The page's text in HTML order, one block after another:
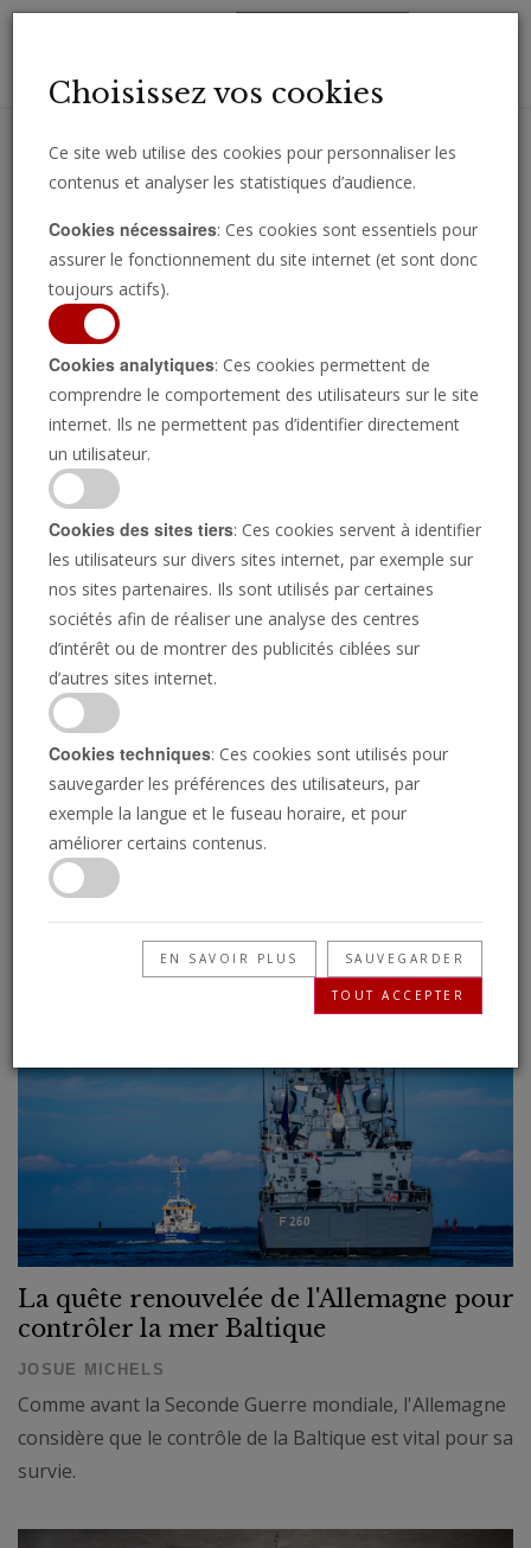
importantes directement par e-mail.
Europe
Allemagne contre Viktor Orbán
JOSUE MICHELS
Le régime autoritaire national de la Hongrie sera
remplacé par le diktat supranational de l'Allemagne.
La quête renouvelée de l'Allemagne pour
contrôler la mer Baltique
JOSUE MICHELS
Comme avant la Seconde Guerre mondiale, l'Allemagne
considère que le contrôle de la Baltique est vital pour sa
survie.
Choisissez vos cookies
Ce site web utilise des cookies pour personnaliser les
contenus et analyser les statistiques d’audience.
Cookies nécessaires: Ces cookies sont essentiels pour
assurer le fonctionnement du site internet (et sont donc
toujours actifs).
Cookies analytiques: Ces cookies permettent de
comprendre le comportement des utilisateurs sur le site
internet. Ils ne permettent pas d’identifier directement
un utilisateur.
Cookies des sites tiers: Ces cookies servent à identifier
les utilisateurs sur divers sites internet, par exemple sur
nos sites partenaires. Ils sont utilisés par certaines
sociétés afin de réaliser une analyse des centres
d’intérêt ou de montrer des publicités ciblées sur
d’autres sites internet.
Cookies techniques: Ces cookies sont utilisés pour
sauvegarder les préférences des utilisateurs, par
exemple la langue et le fuseau horaire, et pour
améliorer certains contenus.
EN SAVOIR PLUS SAUVEGARDER
TOUT ACCEPTER